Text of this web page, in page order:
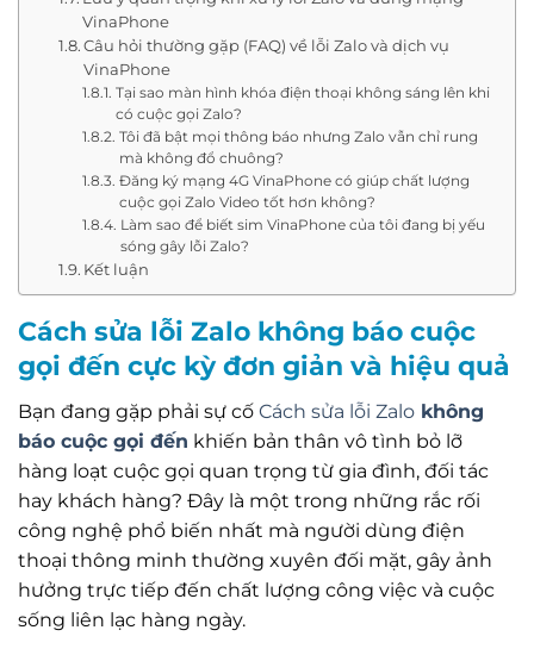
VinaPhone
Câu hỏi thường gặp (FAQ) về lỗi Zalo và dịch vụ
VinaPhone
Tại sao màn hình khóa điện thoại không sáng lên khi
có cuộc gọi Zalo?
Tôi đã bật mọi thông báo nhưng Zalo vẫn chỉ rung
mà không đổ chuông?
Đăng ký mạng 4G VinaPhone có giúp chất lượng
cuộc gọi Zalo Video tốt hơn không?
Làm sao để biết sim VinaPhone của tôi đang bị yếu
sóng gây lỗi Zalo?
Kết luận
Cách sửa lỗi Zalo không báo cuộc
gọi đến cực kỳ đơn giản và hiệu quả
Bạn đang gặp phải sự cố Cách sửa lỗi Zalo không
báo cuộc gọi đến khiến bản thân vô tình bỏ lỡ
hàng loạt cuộc gọi quan trọng từ gia đình, đối tác
hay khách hàng? Đây là một trong những rắc rối
công nghệ phổ biến nhất mà người dùng điện
thoại thông minh thường xuyên đối mặt, gây ảnh
hưởng trực tiếp đến chất lượng công việc và cuộc
sống liên lạc hàng ngày.